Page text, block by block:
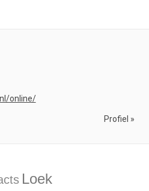
online/
Profiel »
Loek